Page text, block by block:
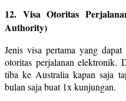
12. Visa Otoritas
Authority)
Jenis visa pertama yang
otoritas perjalanan elektronik.
tiba ke Australia kapan saja
bulan saja buat 1x kunjungan.